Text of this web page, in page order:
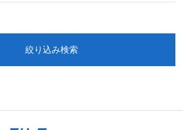
絞り込み検索